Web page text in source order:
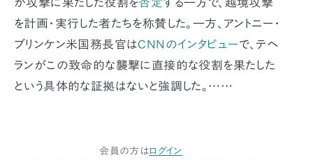
を計画・実行した者たちを称賛した。一方、アントニー・
ブリンケン米国務長官はCNNのインタビューで、テヘ
ランがこの致命的な襲撃に直接的な役割を果たした
という具体的な証拠はないと強調した。……
会員の方はログイン